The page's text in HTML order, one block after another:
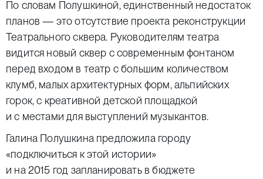
По словам Полушкиной, единственный недостаток
планов — это отсутствие проекта реконструкции
Театрального сквера. Руководителям театра
видится новый сквер с современным фонтаном
перед входом в театр с большим количеством
клумб, малых архитектурных форм, альпийских
горок, с креативной детской площадкой
и с местами для выступлений музыкантов.
Галина Полушкина предложила городу
«подключиться к этой истории»
и на 2015 год запланировать в бюджете